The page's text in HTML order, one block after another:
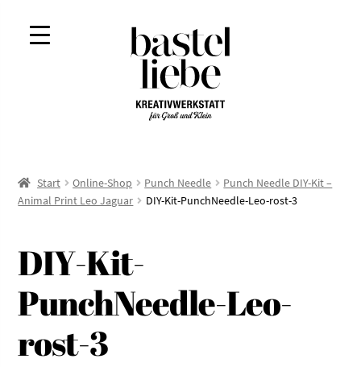
Zur
Navigation
springen
Zum
Inhalt
springen
Start Online-Shop Punch Needle
Punch Needle DIY-Kit –
Animal Print Leo Jaguar
DIY-Kit-PunchNeedle-Leo-rost-3
DIY-Kit-
PunchNeedle-Leo-
rost-3